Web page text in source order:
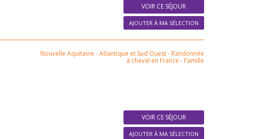
VOIR CE SÉJOUR
AJOUTER À MA SÉLECTION
Nouvelle Aquitaine - Atlantique et Sud Ouest- Randonnée
à cheval en France - Famille
VOIR CE SÉJOUR
AJOUTER À MA SÉLECTION